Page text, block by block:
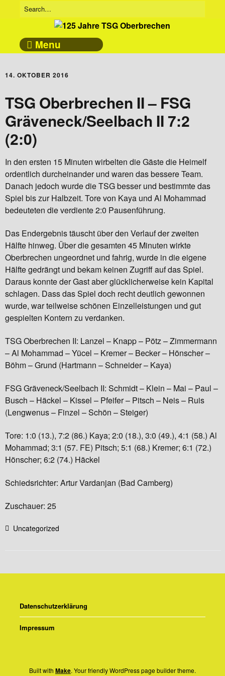
Menu
14. OKTOBER 2016
TSG Oberbrechen II – FSG
Gräveneck/Seelbach II 7:2
(2:0)
In den ersten 15 Minuten wirbelten die Gäste die Heimelf
ordentlich durcheinander und waren das bessere Team.
Danach jedoch wurde die TSG besser und bestimmte das
Spiel bis zur Halbzeit. Tore von Kaya und Al Mohammad
bedeuteten die verdiente 2:0 Pausenführung.
Das Endergebnis täuscht über den Verlauf der zweiten
Hälfte hinweg. Über die gesamten 45 Minuten wirkte
Oberbrechen ungeordnet und fahrig, wurde in die eigene
Hälfte gedrängt und bekam keinen Zugriff auf das Spiel.
Daraus konnte der Gast aber glücklicherweise kein Kapital
schlagen. Dass das Spiel doch recht deutlich gewonnen
wurde, war teilweise schönen Einzelleistungen und gut
gespielten Kontern zu verdanken.
TSG Oberbrechen II: Lanzel – Knapp – Pötz – Zimmermann
– Al Mohammad – Yücel – Kremer – Becker – Hönscher –
Böhm – Grund (Hartmann – Schneider – Kaya)
FSG Gräveneck/Seelbach II: Schmidt – Klein – Mai – Paul –
Busch – Häckel – Kissel – Pfeifer – Pitsch – Neis – Ruis
(Lengwenus – Finzel – Schön – Steiger)
Tore: 1:0 (13.), 7:2 (86.) Kaya; 2:0 (18.), 3:0 (49.), 4:1 (58.) Al
Mohammad; 3:1 (57. FE) Pitsch; 5:1 (68.) Kremer; 6:1 (72.)
Hönscher; 6:2 (74.) Häckel
Schiedsrichter: Artur Vardanjan (Bad Camberg)
Zuschauer: 25
Uncategorized
Datenschutzerklärung
Impressum
Built with Make. Your friendly WordPress page builder theme.